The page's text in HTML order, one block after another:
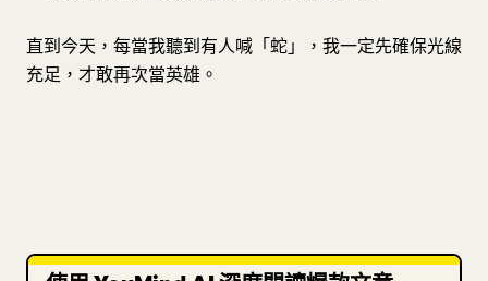
直到今天，每當我聽到有人喊「蛇」，我一定先確保光線
充足，才敢再次當英雄。